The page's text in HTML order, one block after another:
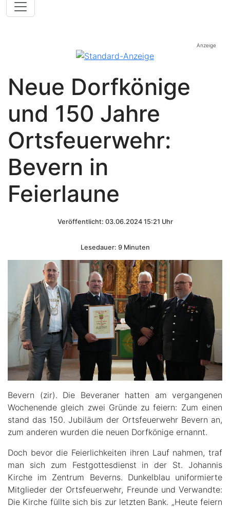
Anzeige
Neue Dorfkönige
und 150 Jahre
Ortsfeuerwehr:
Bevern in
Feierlaune
Veröffentlicht: 03.06.2024 15:21 Uhr
Lesedauer: 9 Minuten
Bevern (zir). Die Beveraner hatten am vergangenen
Wochenende gleich zwei Gründe zu feiern: Zum einen
stand das 150. Jubiläum der Ortsfeuerwehr Bevern an,
zum anderen wurden die neuen Dorfkönige ernannt.
Doch bevor die Feierlichkeiten ihren Lauf nahmen, traf
man sich zum Festgottesdienst in der St. Johannis
Kirche im Zentrum Beverns. Dunkelblau uniformierte
Mitglieder der Ortsfeuerwehr, Freunde und Verwandte:
Die Kirche füllte sich bis zur letzten Bank. „Heute feiern